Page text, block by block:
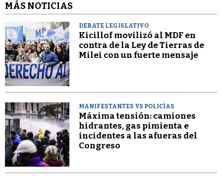
MÁS NOTICIAS
DEBATE LEGISLATIVO
Kicillof movilizó al MDF en
contra de la Ley de Tierras de
Milei con un fuerte mensaje
MANIFESTANTES VS POLICÍAS
Máxima tensión: camiones
hidrantes, gas pimienta e
incidentes a las afueras del
Congreso